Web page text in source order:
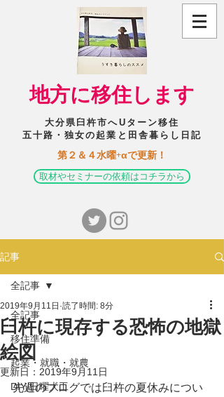
​地方に移住します
大分県臼杵市へUターン移住
五十路・独女の起業と田舎暮らし日記
​第２＆４水曜+αで更新！
取材やセミナーの依頼はコチラから
記事
全記事
移住準備
起業・就職・就農
DIY/日曜大工
全記事
臼杵に現存する恐怖の地獄
絵図
2019年9月11日 読了時間: 8分
更新日： 2019年9月11日
先週のブログでは臼杵の夏休みについ